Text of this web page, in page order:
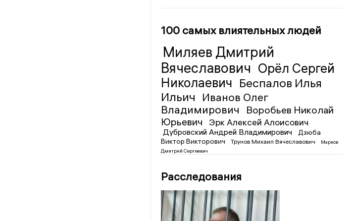
100 самых влиятельных людей
Миляев Дмитрий
Вячеславович Орёл Сергей
Николаевич Беспалов Илья
Ильич
Иванов Олег
Владимирович
Воробьев Николай
Юрьевич
Эрк Алексей Алоисович
Дубровский Андрей Владимирович
Дзюба
Виктор Викторович
Трунов Михаил Вячеславович
Марков
Дмитрий Сергеевич
Расследования